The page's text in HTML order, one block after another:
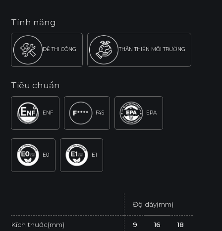
Tính năng
DỄ THI CÔNG THÂN THIỆN MÔI TRƯỜNG
Tiêu chuẩn
ENF F4S EPA
E0 E1
Độ dày(mm)
Kích thước(mm) 9 16 18